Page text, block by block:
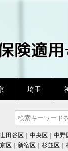
埼玉
世田谷区 中央区 中野
区 新宿区 杉並区